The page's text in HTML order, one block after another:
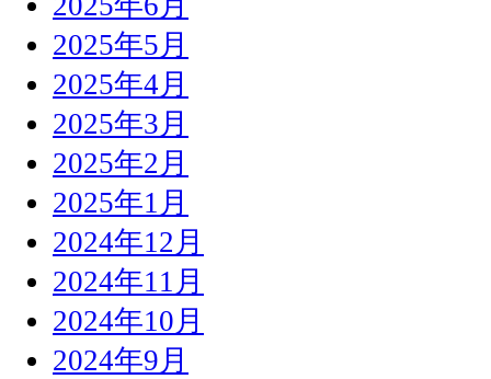
2025年5月
2025年4月
2025年3月
2025年2月
2025年1月
2024年12月
2024年11月
2024年10月
2024年9月